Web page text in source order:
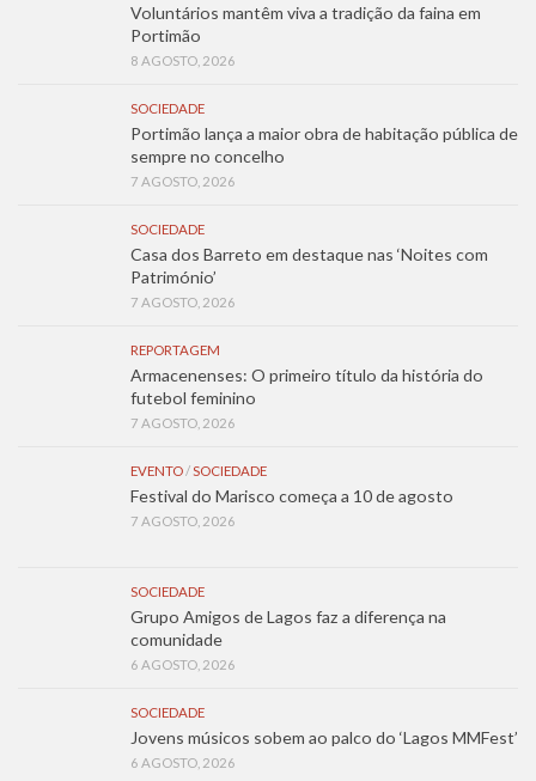
Voluntários mantêm viva a tradição da faina em
Portimão
8 AGOSTO, 2026
SOCIEDADE
Portimão lança a maior obra de habitação pública de
sempre no concelho
7 AGOSTO, 2026
SOCIEDADE
Casa dos Barreto em destaque nas ‘Noites com
Património’
7 AGOSTO, 2026
REPORTAGEM
Armacenenses: O primeiro título da história do
futebol feminino
7 AGOSTO, 2026
EVENTO/SOCIEDADE
Festival do Marisco começa a 10 de agosto
7 AGOSTO, 2026
SOCIEDADE
Grupo Amigos de Lagos faz a diferença na
comunidade
6 AGOSTO, 2026
SOCIEDADE
Jovens músicos sobem ao palco do ‘Lagos MMFest’
6 AGOSTO, 2026